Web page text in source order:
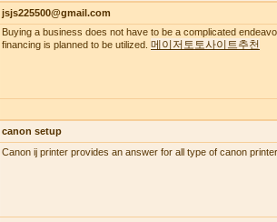
jsjs225500@gmail.com
Buying a business does not have to be a complicated
financing is planned to be utilized. 메이저토토사이트추천
canon setup
Canon ij printer provides an answer for all type of canon